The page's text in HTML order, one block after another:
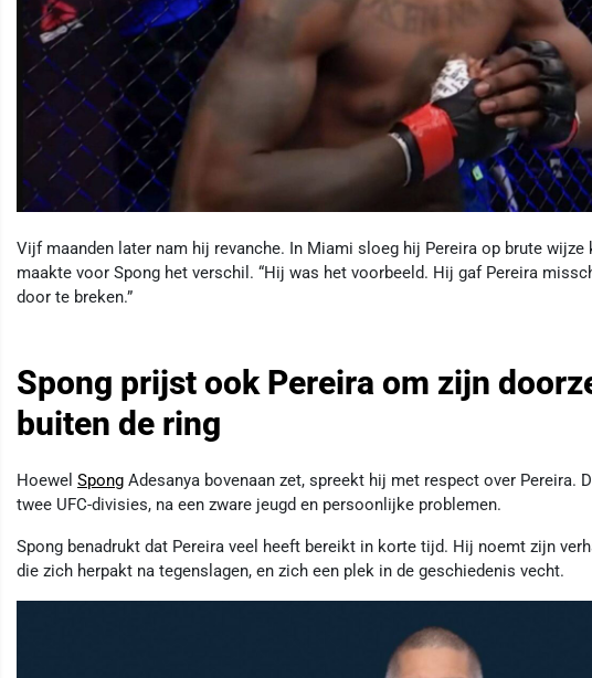
Vijf maanden later nam hij revanche. In Miami sloeg hij Pereira op brute
maakte voor Spong het verschil. “Hij was het voorbeeld. Hij gaf Pereira
door te breken.”
Spong prijst ook Pereira om zijn
buiten de ring
Hoewel Spong Adesanya bovenaan zet, spreekt hij met respect over Pereira.
twee UFC-divisies, na een zware jeugd en persoonlijke problemen.
Spong benadrukt dat Pereira veel heeft bereikt in korte tijd. Hij noemt zijn
die zich herpakt na tegenslagen, en zich een plek in de geschiedenis vecht.